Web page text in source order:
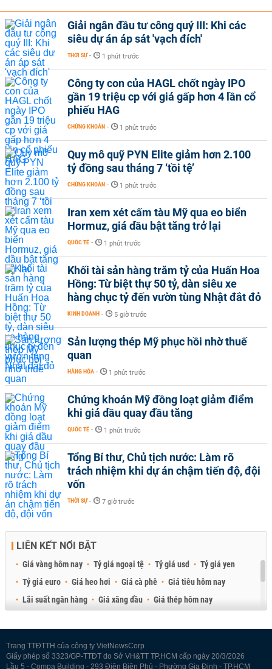
Giải ngân đầu tư công quý III: Khi các
siêu dự án áp sát 'vạch đích'
THỜI SỰ - 1 phút trước
Công ty con của HAGL chốt ngày IPO
gần 19 triệu cp với giá gấp hơn 4 lần cổ
phiếu HAG
CHỨNG KHOÁN - 1 phút trước
Quy mô quỹ PYN Elite giảm hơn 2.100
tỷ đồng sau tháng 7 ‘tồi tệ’
CHỨNG KHOÁN - 1 phút trước
Iran xem xét cấm tàu Mỹ qua eo biển
Hormuz, giá dầu bật tăng trở lại
QUỐC TẾ - 1 phút trước
Khối tài sản hàng trăm tỷ của Huấn Hoa
Hồng: Từ biệt thự 50 tỷ, dàn siêu xe
hàng chục tỷ đến vườn tùng Nhật đắt đỏ
KINH DOANH - 5 giờ trước
Sản lượng thép Mỹ phục hồi nhờ thuế
quan
HÀNG HÓA - 1 phút trước
Chứng khoán Mỹ đồng loạt giảm điểm
khi giá dầu quay đầu tăng
QUỐC TẾ - 1 phút trước
Tổng Bí thư, Chủ tịch nước: Làm rõ
trách nhiệm khi dự án chậm tiến độ, đội
vốn
THỜI SỰ - 7 giờ trước
LIÊN KẾT NỔI BẬT
Giá vàng hôm nay Tỷ giá ngoại tệ Tỷ giá usd
Tỷ giá yen
Tỷ giá euro
Giá heo hơi Giá cà phê
Giá tiêu hôm nay
Lãi suất ngân hàng
Giá xăng dầu
Giá thép hôm nay
Trang TTĐTTH của công ty VietNewsCorp
Giấy phép số 3323/GP-TTĐT do Sở VH&TT TP.HCM cấp ngày 20/3/2026
Lầu 5 - Compa Building - 293 Điện Biên Phủ - Phường Gia Định - TP.HCM